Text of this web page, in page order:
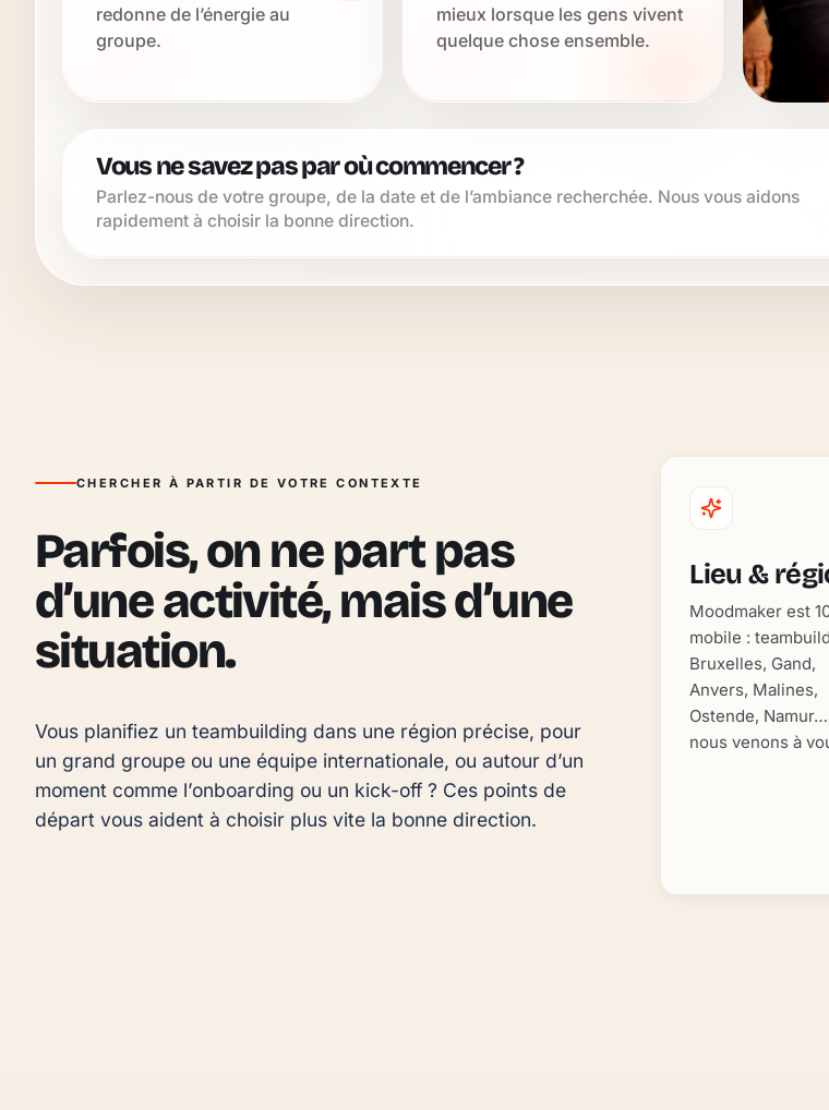
redonne de l’énergie au
groupe.
mieux lorsque les gens vivent
quelque chose ensemble.
Vous ne savez pas par où commencer ?
Parlez-nous de votre groupe, de la date et de l’ambiance recherchée. Nous vous aidons
rapidement à choisir la bonne direction.
CHERCHER À PARTIR DE VOTRE CONTEXTE
Parfois, on ne part pas
d’une activité, mais d’une
situation.
Vous planifiez un teambuilding dans une région précise, pour
un grand groupe ou une équipe internationale, ou autour d’un
moment comme l’onboarding ou un kick-off ? Ces points de
départ vous aident à choisir plus vite la bonne direction.
Lieu &
Moodmaker est
mobile :
Bruxelles, Gand,
Anvers, Malines,
Ostende, Namur…
nous venons à